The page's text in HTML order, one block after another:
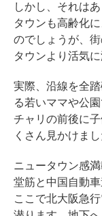
しかし、それは
タウンも高齢化
のでしょうが、
タウンより活気
実際、沿線を全
る若いママや公
チャリの前後に
くさん見かけまし
ニュータウン感
堂筋と中国自動
ここで北大阪急